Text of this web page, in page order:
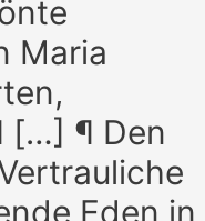
Maria
[…] ¶ Den
Eden in